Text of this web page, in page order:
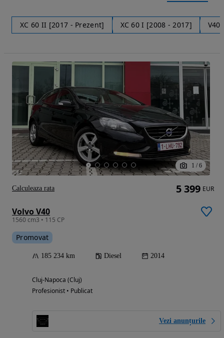
XC 60 II [2017 - Prezent] XC 60 I [2008 - 2017] V40
1 / 6
Volvo V40
1560 cm3 • 115 CP
Promovat
185 234 km Diesel 2014
Cluj-Napoca (Cluj)
Profesionist • Publicat
Vezi anunțurile
5 399 EUR
Calculeaza rata